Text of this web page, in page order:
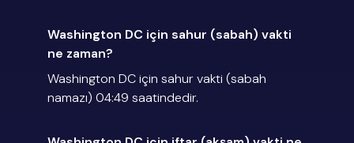
Washington DC için sahur (sabah) vakti
ne zaman?
Washington DC için sahur vakti (sabah
namazı) 04:49 saatindedir.